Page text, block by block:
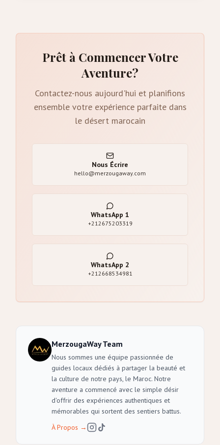
Prêt à Commencer Votre
Aventure?
Contactez-nous aujourd'hui et planifions
ensemble votre expérience parfaite dans
le désert marocain
Nous Écrire
hello@merzougaway.com
WhatsApp 1
+212675203319
WhatsApp 2
+212668534981
MerzougaWay Team
Nous sommes une équipe passionnée de
guides locaux dédiés à partager la beauté et
la culture de notre pays, le Maroc. Notre
aventure a commencé avec le simple désir
d'offrir des expériences authentiques et
mémorables qui sortent des sentiers battus.
À Propos →